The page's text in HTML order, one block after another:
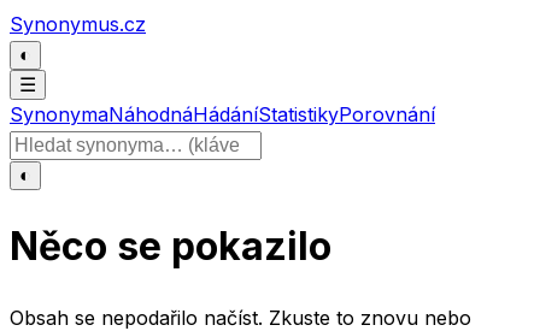
Přeskočit na obsah
Synonymus.cz
◐
☰
SynonymaNáhodnáHádáníStatistikyPorovnání
Hledat slovo
◐
Něco se pokazilo
Obsah se nepodařilo načíst. Zkuste to znovu nebo